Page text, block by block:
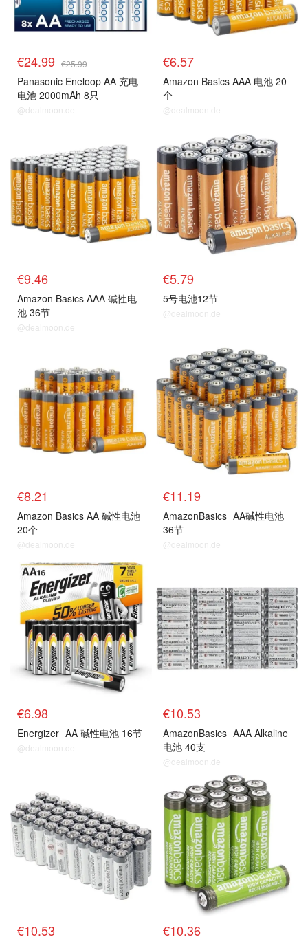
€24.99 €25.99
Panasonic Eneloop AA 充电
电池 2000mAh 8只
@dealmoon.de
€6.57
Amazon Basics AAA 电池 20
个
@dealmoon.de
€9.46
Amazon Basics AAA 碱性电
池 36节
@dealmoon.de
€5.79
5号电池12节
@dealmoon.de
€8.21
Amazon Basics AA 碱性电池
20个
@dealmoon.de
€11.19
AmazonBasics AA碱性电池
36节
@dealmoon.de
€6.98
Energizer AA 碱性电池 16节
@dealmoon.de
€10.53
AmazonBasics AAA Alkaline
电池 40支
@dealmoon.de
€10.53 €10.36